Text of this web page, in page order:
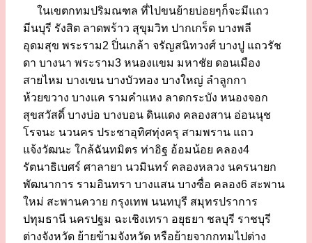
ในเขตกทมปริมณฑล ที่ไปขนย้ายบ่อยๆก็จะมีแถว
มีนบุรี รังสิต ลาดพร้าว สุขุมวิท ปากเกร็ด บางพลี
อุดมสุข พระราม2 ปิ่นเกล้า จรัญสนิทวงศ์ บางปู แถวรัช
ดา บางนา พระราม3 หนองแขม มหาชัย ดอนเมือง
สายไหม บางเขน บางบัวทอง บางใหญ่ ลำลูกกา
ห้วยขวาง บางแค รามคำแหง ลาดกระบัง หนองจอก
สุขสวัสดิ์ บางบ่อ บางบอน ดินแดง คลองสาน อ่อนนุช
โรจนะ นวนคร ประชาอุทิศทุ่งครุ สามพราน แถว
แจ้งวัฒนะ ใกล้ฉันทมิตร ท่าอิฐ อ้อมน้อย คลอง4
รัตนาธิเบศร์ ศาลายา นวมินทร์ คลองหลวง นครนายก
พัฒนาการ รามอินทรา บางแสน บางซื่อ คลอง6 สะพาน
ใหม่ สะพานควาย กรุงเทพ นนทบุรี สมุทรปราการ
ปทุมธานี นครปฐม ฉะเชิงเทรา อยุธยา ชลบุรี ราชบุรี
ต่างจังหวัด ย้ายข้ามจังหวัด หรือย้ายจากกทมไปต่าง